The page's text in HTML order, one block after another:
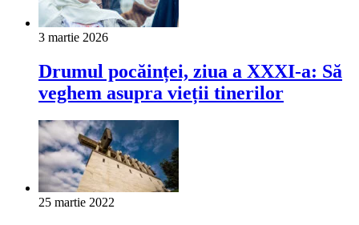
3 martie 2026
Drumul pocăinței, ziua a XXXI-a: Să
veghem asupra vieții tinerilor
25 martie 2022